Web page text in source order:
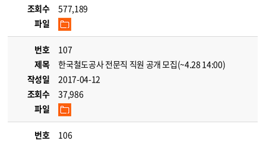
조회수
577,189
파일
번호
107
제목
한국철도공사 전문직 직원 공개 모집(~4.28 14:00)
작성일
2017-04-12
조회수
37,986
파일
번호
106